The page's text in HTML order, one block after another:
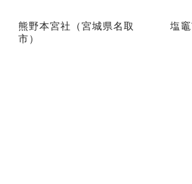
熊野本宮社（宮城県名取
市）
塩